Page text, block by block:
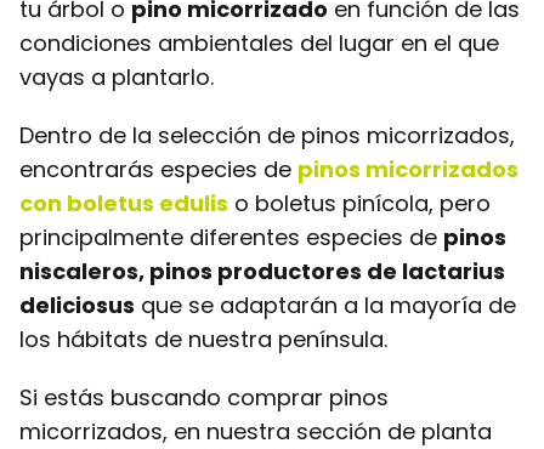
tu árbol o pino micorrizado en función de las
condiciones ambientales del lugar en el que
vayas a plantarlo.
Dentro de la selección de pinos micorrizados,
encontrarás especies de pinos micorrizados
con boletus edulis o boletus pinícola, pero
principalmente diferentes especies de pinos
niscaleros, pinos productores de lactarius
deliciosus que se adaptarán a la mayoría de
los hábitats de nuestra península.
Si estás buscando comprar pinos
micorrizados, en nuestra sección de planta